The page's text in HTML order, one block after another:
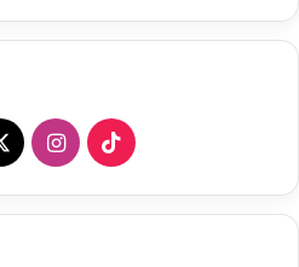
X
I
n
T
i